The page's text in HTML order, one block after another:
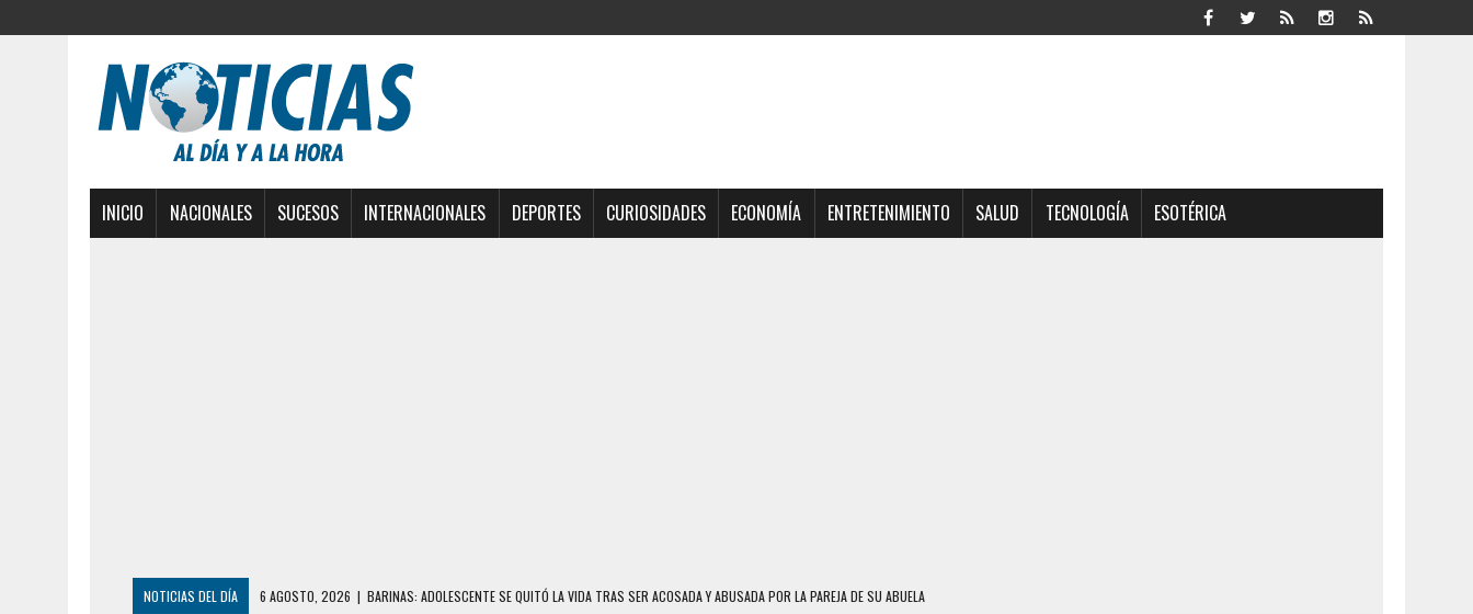
INICIO NACIONALES SUCESOS INTERNACIONALES DEPORTES CURIOSIDADES ECONOMÍA ENTRETENIMIENTO SALUD TECNOLOGÍA ESOTÉRICA
NOTICIAS DEL DÍA 6 AGOSTO, 2026 | BARINAS: ADOLESCENTE SE QUITÓ LA VIDA TRAS SER ACOSADA Y ABUSADA POR LA PAREJA DE SU ABUELA